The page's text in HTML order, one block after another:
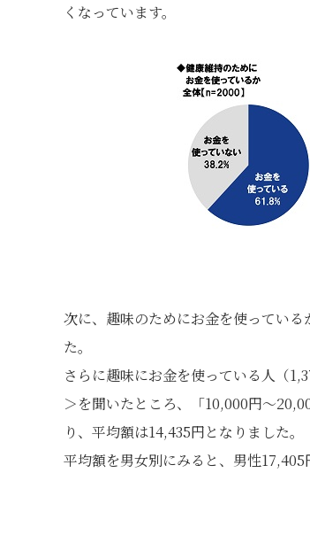
くなっています。
次に、趣味のためにお金を使ってい
た。
さらに趣味にお金を使っている人（
＞を聞いたところ、「10,000円～
り、平均額は14,435円となりました。
平均額を男女別にみると、男性17,405